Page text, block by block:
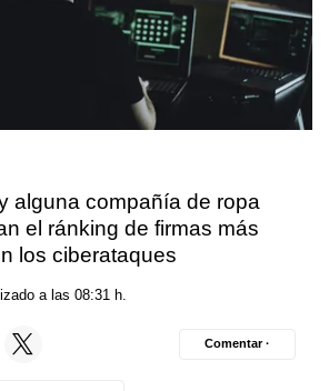
alguna compañía de ropa
el ránking de firmas más
los ciberataques
a las 08:31 h.
Comentar ·